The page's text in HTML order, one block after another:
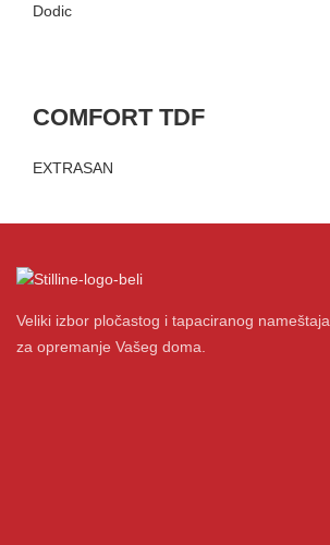
Dodic
COMFORT TDF
EXTRASAN
Veliki izbor pločastog i tapaciranog nameštaja
za opremanje Vašeg doma.